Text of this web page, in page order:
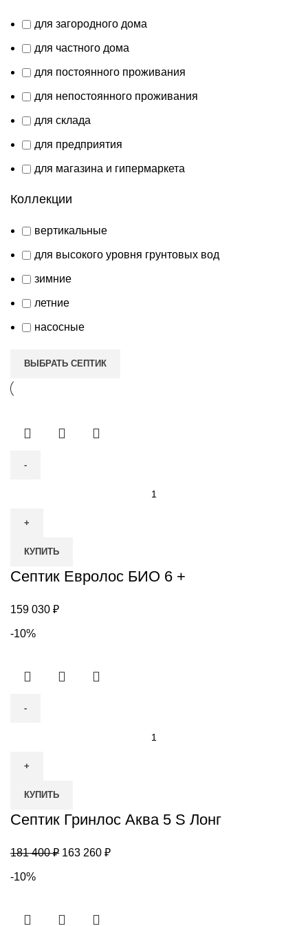
для загородного дома
для частного дома
для постоянного проживания
для непостоянного проживания
для склада
для предприятия
для магазина и гипермаркета
Коллекции
вертикальные
для высокого уровня грунтовых вод
зимние
летние
насосные
ВЫБРАТЬ СЕПТИК
Септик
БИО
6
КУПИТЬ
Септик Евролос БИО 6 +
159 030 ₽
-10%
Септик
Аква
5
Лонг
КУПИТЬ
Септик Гринлос Аква 5 S Лонг
181 400₽ Первоначальная
163 260 ₽Текущая
-10%